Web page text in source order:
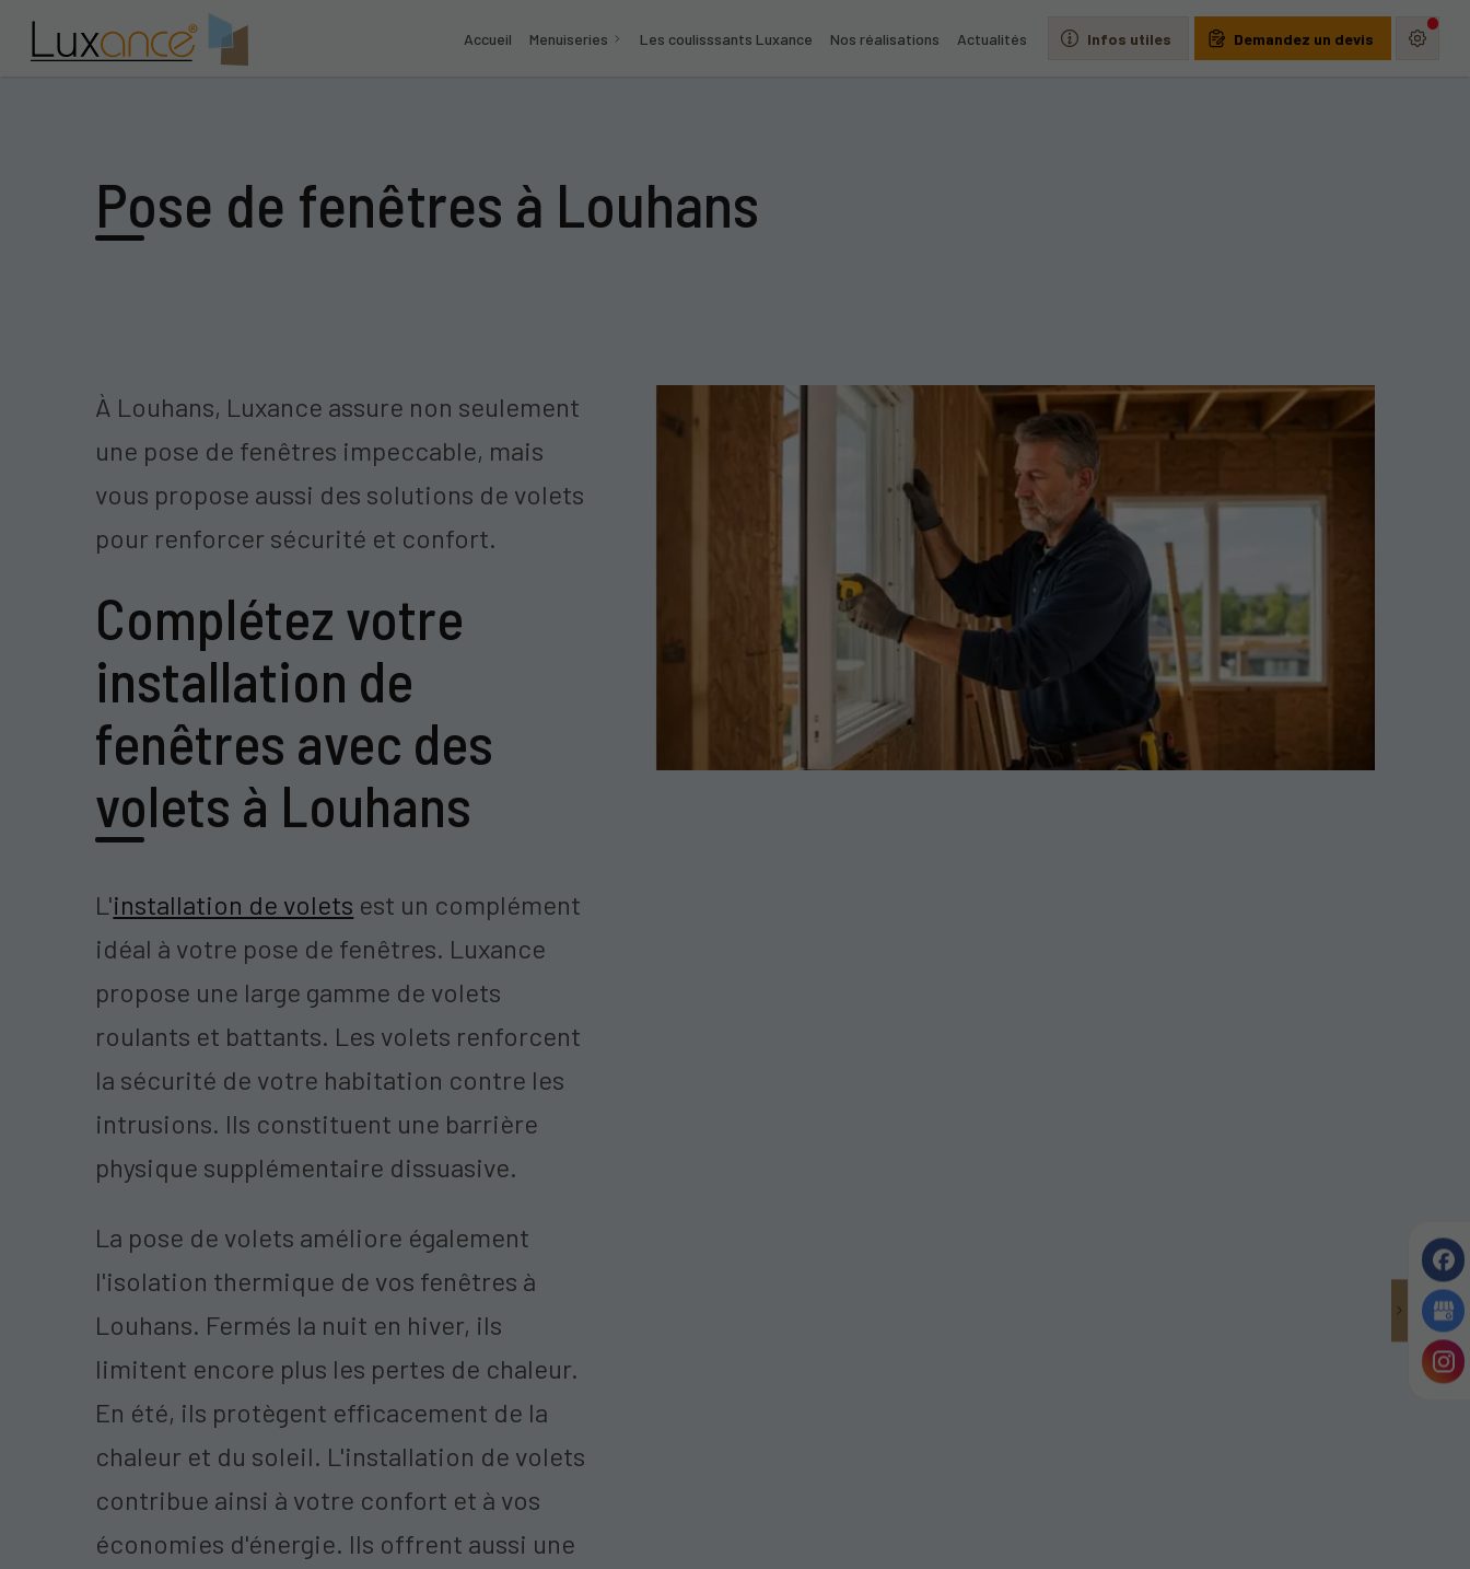
Accueil Menuiseries Les coulisssants Luxance Nos réalisations Actualités Infos utiles Demandez un devis
Pose de fenêtres à Louhans
À Louhans, Luxance assure non seulement
une pose de fenêtres impeccable, mais
vous propose aussi des solutions de volets
pour renforcer sécurité et confort.
Complétez votre
installation de
fenêtres avec des
volets à Louhans
L'installation de volets est un complément
idéal à votre pose de fenêtres. Luxance
propose une large gamme de volets
roulants et battants. Les volets renforcent
la sécurité de votre habitation contre les
intrusions. Ils constituent une barrière
physique supplémentaire dissuasive.
La pose de volets améliore également
l'isolation thermique de vos fenêtres à
Louhans. Fermés la nuit en hiver, ils
limitent encore plus les pertes de chaleur.
En été, ils protègent efficacement de la
chaleur et du soleil. L'installation de volets
contribue ainsi à votre confort et à vos
économies d'énergie. Ils offrent aussi une